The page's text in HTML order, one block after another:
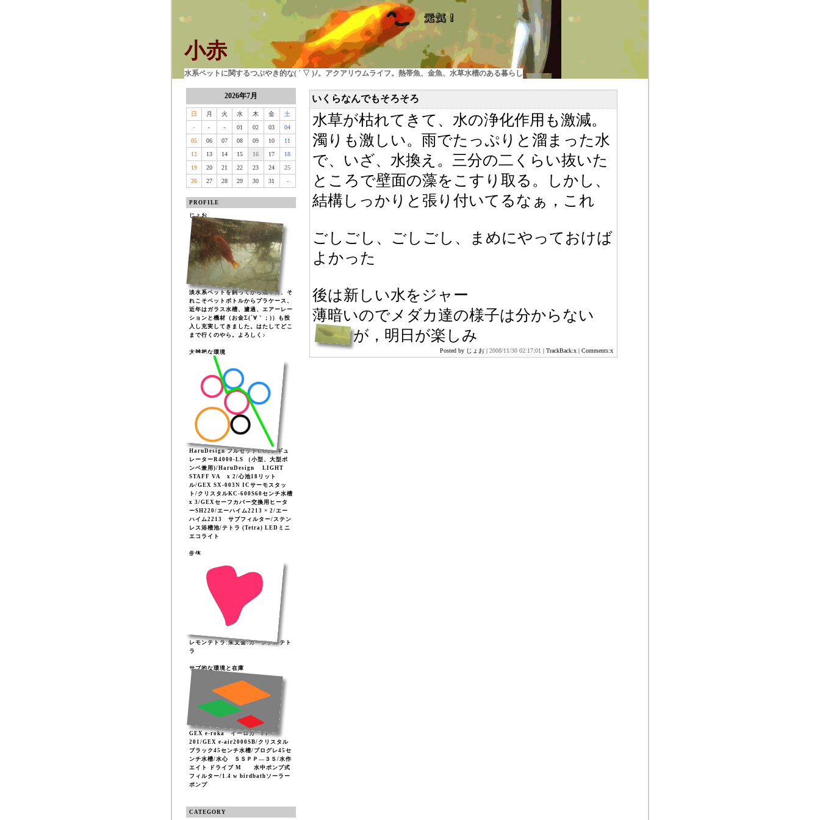
小赤
水系ペットに関するつぶやき的な( ´ ▽ )ﾉ。アクアリウムライフ。熱帯魚、金魚、水草水槽のある暮らし
2026年7月
日 月 火 水 木 金
土
-
- - 01 02 03
04
05
06 07 08 09 10
11
12
13 14 15 16 17
18
19
20 21 22 23 24
25
26
27 28 29 30 31 -
PROFILE
じょお
淡水系ペットを飼ってから幾年月、そ
れこそペットボトルからプラケース、
近年はガラス水槽、濾過、エアーレー
ションと機材（お金Σ(´∀｀；)）も投
入し充実してきました。はたしてどこ
まで行くのやら。よろしく♪
大雑把な環境
HaruDesign フルセットCO2レギュ
レーターR4000-LS （小型、大型ボ
ンベ兼用)/HaruDesign LIGHT
STAFF VA x 2/心池18リット
ル/GEX SX-003N ICサーモスタッ
ト/クリスタルKC-600S60センチ水槽
x 3/GEXセーフカバー交換用ヒータ
ーSH220/エーハイム2213 × 2/エー
ハイム2213 サブフィルター/ステン
レス浴槽池/テトラ (Tetra) LEDミニ
エコライト
生体
レモンテトラ:朱文金:カージナルテト
ラ
サブ的な環境と在庫
GEX e-roka イーロカ PF-
201/GEX e-air2000SB/クリスタル
ブラック45センチ水槽/プログレ45セ
ンチ水槽/水心 ＳＳＰＰ―３Ｓ/水作
エイト ドライブ M 水中ポンプ式
フィルター/1.4 w birdbathソーラー
ポンプ
CATEGORY
いくらなんでもそろそろ
水草が枯れてきて、水の浄化作用も激減。
濁りも激しい。雨でたっぷりと溜まった水
で、いざ、水換え。三分の二くらい抜いた
ところで壁面の藻をこすり取る。しかし、
結構しっかりと張り付いてるなぁ，これ
ごしごし、ごしごし、まめにやっておけば
よかった
後は新しい水をジャー
薄暗いのでメダカ達の様子は分からない
が，明日が楽しみ
Posted by じょお | 2008/11/30 02:17:01 | TrackBack:x | Comments:x